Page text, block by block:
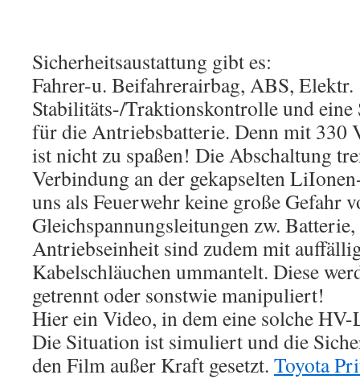
Sicherheitsaustattung gibt es:
Fahrer-u. Beifahrerairbag, ABS, Elektr.
Stabilitäts-/Traktionskontrolle und eine
für die Antriebsbatterie. Denn mit 330
ist nicht zu spaßen! Die Abschaltung
Verbindung an der gekapselten
uns als Feuerwehr keine große Gefahr
Gleichspannungsleitungen zw.
Antriebseinheit sind zudem mit
Kabelschläuchen ummantelt. Diese
getrennt oder sonstwie manipuliert!
Hier ein Video, in dem eine solche
Die Situation ist simuliert und die
den Film außer Kraft gesetzt. Toyota